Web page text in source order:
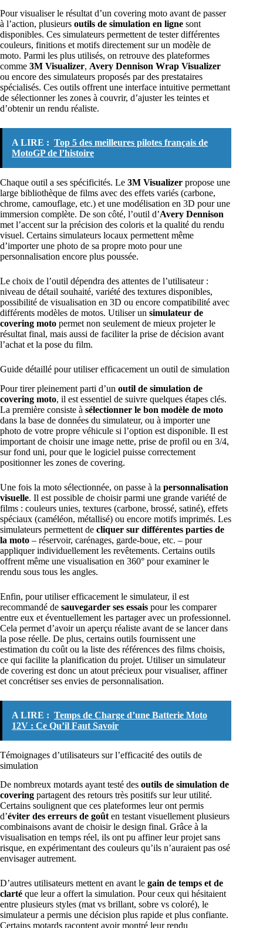
Pour visualiser le résultat d’un covering moto avant de passer
à l’action, plusieurs outils de simulation en ligne sont
disponibles. Ces simulateurs permettent de tester différentes
couleurs, finitions et motifs directement sur un modèle de
moto. Parmi les plus utilisés, on retrouve des plateformes
comme 3M Visualizer, Avery Dennison Wrap Visualizer
ou encore des simulateurs proposés par des prestataires
spécialisés. Ces outils offrent une interface intuitive permettant
de sélectionner les zones à couvrir, d’ajuster les teintes et
d’obtenir un rendu réaliste.
A LIRE : Top 5 des meilleures pilotes français de
MotoGP de l’histoire
Chaque outil a ses spécificités. Le 3M Visualizer propose une
large bibliothèque de films avec des effets variés (carbone,
chrome, camouflage, etc.) et une modélisation en 3D pour une
immersion complète. De son côté, l’outil d’Avery Dennison
met l’accent sur la précision des coloris et la qualité du rendu
visuel. Certains simulateurs locaux permettent même
d’importer une photo de sa propre moto pour une
personnalisation encore plus poussée.
Le choix de l’outil dépendra des attentes de l’utilisateur :
niveau de détail souhaité, variété des textures disponibles,
possibilité de visualisation en 3D ou encore compatibilité avec
différents modèles de motos. Utiliser un simulateur de
covering moto permet non seulement de mieux projeter le
résultat final, mais aussi de faciliter la prise de décision avant
l’achat et la pose du film.
Guide détaillé pour utiliser efficacement un outil de simulation
Pour tirer pleinement parti d’un outil de simulation de
covering moto, il est essentiel de suivre quelques étapes clés.
La première consiste à sélectionner le bon modèle de moto
dans la base de données du simulateur, ou à importer une
photo de votre propre véhicule si l’option est disponible. Il est
important de choisir une image nette, prise de profil ou en 3/4,
sur fond uni, pour que le logiciel puisse correctement
positionner les zones de covering.
Une fois la moto sélectionnée, on passe à la personnalisation
visuelle. Il est possible de choisir parmi une grande variété de
films : couleurs unies, textures (carbone, brossé, satiné), effets
spéciaux (caméléon, métallisé) ou encore motifs imprimés. Les
simulateurs permettent de cliquer sur différentes parties de
la moto – réservoir, carénages, garde-boue, etc. – pour
appliquer individuellement les revêtements. Certains outils
offrent même une visualisation en 360° pour examiner le
rendu sous tous les angles.
Enfin, pour utiliser efficacement le simulateur, il est
recommandé de sauvegarder ses essais pour les comparer
entre eux et éventuellement les partager avec un professionnel.
Cela permet d’avoir un aperçu réaliste avant de se lancer dans
la pose réelle. De plus, certains outils fournissent une
estimation du coût ou la liste des références des films choisis,
ce qui facilite la planification du projet. Utiliser un simulateur
de covering est donc un atout précieux pour visualiser, affiner
et concrétiser ses envies de personnalisation.
A LIRE : Temps de Charge d’une Batterie Moto
12V : Ce Qu’il Faut Savoir
Témoignages d’utilisateurs sur l’efficacité des outils de
simulation
De nombreux motards ayant testé des outils de simulation de
covering partagent des retours très positifs sur leur utilité.
Certains soulignent que ces plateformes leur ont permis
d’éviter des erreurs de goûten testant visuellement plusieurs
combinaisons avant de choisir le design final. Grâce à la
visualisation en temps réel, ils ont pu affiner leur projet sans
risque, en expérimentant des couleurs qu’ils n’auraient pas osé
envisager autrement.
D’autres utilisateurs mettent en avant le gain de temps et de
clarté que leur a offert la simulation. Pour ceux qui hésitaient
entre plusieurs styles (mat vs brillant, sobre vs coloré), le
simulateur a permis une décision plus rapide et plus confiante.
Certains motards racontent avoir montré leur rendu